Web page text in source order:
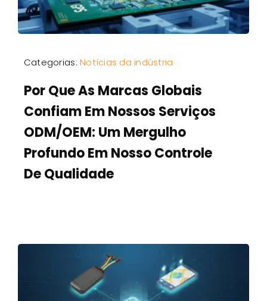
Categorias:Notícias da indústria
Por Que As Marcas Globais
Confiam Em Nossos Serviços
ODM/OEM: Um Mergulho
Profundo Em Nosso Controle
De Qualidade